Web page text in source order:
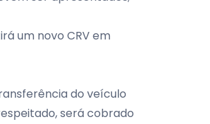
um novo CRV em
do veículo
será cobrado